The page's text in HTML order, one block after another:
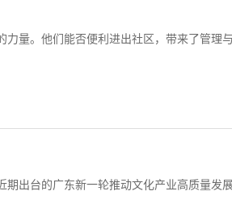
量。他们能否便利进出社区，带来了管理
期出台的广东新一轮推动文化产业高质量发